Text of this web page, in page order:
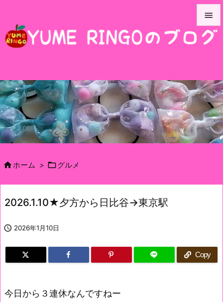



前へ

次へ

ホーム > グルメ
2026.1.10★夕方から日比谷→東京駅
 2026年1月10日
Copy
今日から３連休なんですねー